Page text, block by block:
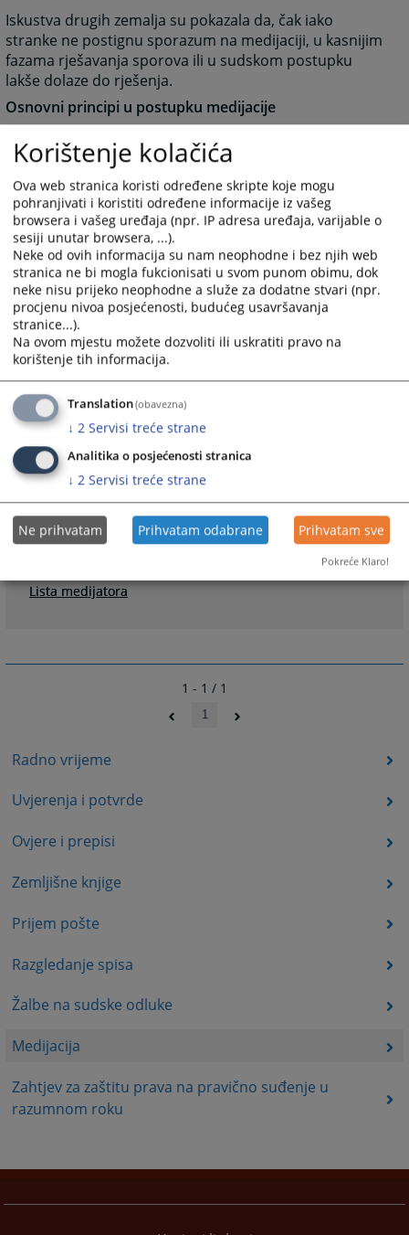
Radno vrijeme
Uvjerenja i potvrde
Ovjere i prepisi
Zemljišne knjige
Prijem pošte
Razgledanje spisa
Žalbe na sudske odluke
Medijacija
Zahtjev za zaštitu prava na pravično suđenje u
razumnom roku
Iskustva drugih zemalja su pokazala da, čak iako
stranke ne postignu sporazum na medijaciji, u kasnijim
fazama rješavanja sporova ili u sudskom postupku
lakše dolaze do rješenja.
Osnovni principi u postupku medijacije
postupak medijacije i sudjeluju u postizanju
Povjerljivost - Postupak medijacije je povjerljive
prirode. Izjave stranaka iznesene u postupku medijacije
ne mogu se bez odobrenja stranaka koristiti kao dokaz
u bilo kojem drugom postupku.
Jednakost stranaka- Stranke u postupku medijacije
imaju jednaka prava.
Neutralnost medijatora
neutralan način, bez predrasuda u pogledu stranaka i
predmeta spora.
1352PREGLEDA
Lista medijatora
1 - 1 / 1
1
Korištenje kolačića
Ova web stranica koristi određene skripte koje mogu
pohranjivati i koristiti određene informacije iz vašeg
browsera i vašeg uređaja (npr. IP adresa uređaja, varijable o
sesiji unutar browsera, ...).
Neke od ovih informacija su nam neophodne i bez njih web
stranica ne bi mogla fukcionisati u svom punom obimu, dok
neke nisu prijeko neophodne a služe za dodatne stvari (npr.
procjenu nivoa posjećenosti, budućeg usavršavanja
stranice...).
Na ovom mjestu možete dozvoliti ili uskratiti pravo na
korištenje tih informacija.
Translation(obavezna)
↓ 2 Servisi treće strane
Analitika o posjećenosti stranica
↓ 2 Servisi treće strane
Ne prihvatam Prihvatam odabrane Prihvatam sve
Pokreće Klaro!